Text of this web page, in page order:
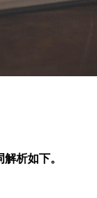
析如下。